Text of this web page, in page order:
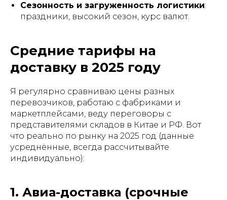
Сезонность и загруженность логистики:
праздники, высокий сезон, курс валют.
Средние тарифы на
доставку в 2025 году
Я регулярно сравниваю цены разных
перевозчиков, работаю с фабриками и
маркетплейсами, веду переговоры с
представителями складов в Китае и РФ. Вот
что реально по рынку на 2025 год (данные
усреднённые, всегда рассчитывайте
индивидуально):
1. Авиа-доставка (срочные